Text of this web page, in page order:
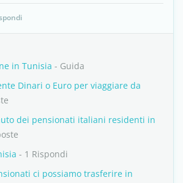
in Tunisia - Guida
Dinari o Euro per viaggiare da
dei pensionati italiani residenti in
- 1 Rispondi
ci possiamo trasferire in